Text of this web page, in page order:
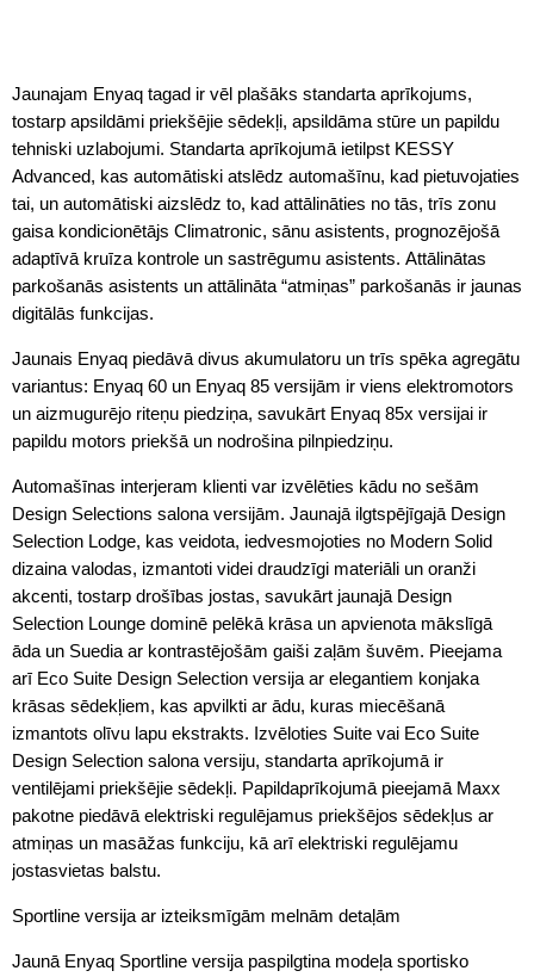
Jaunajam Enyaq tagad ir vēl plašāks standarta aprīkojums,
tostarp apsildāmi priekšējie sēdekļi, apsildāma stūre un papildu
tehniski uzlabojumi. Standarta aprīkojumā ietilpst KESSY
Advanced, kas automātiski atslēdz automašīnu, kad pietuvojaties
tai, un automātiski aizslēdz to, kad attālināties no tās, trīs zonu
gaisa kondicionētājs Climatronic, sānu asistents, prognozējošā
adaptīvā kruīza kontrole un sastrēgumu asistents. Attālinātas
parkošanās asistents un attālināta “atmiņas” parkošanās ir jaunas
digitālās funkcijas.
Jaunais Enyaq piedāvā divus akumulatoru un trīs spēka agregātu
variantus: Enyaq 60 un Enyaq 85 versijām ir viens elektromotors
un aizmugurējo riteņu piedziņa, savukārt Enyaq 85x versijai ir
papildu motors priekšā un nodrošina pilnpiedziņu.
Automašīnas interjeram klienti var izvēlēties kādu no sešām
Design Selections salona versijām. Jaunajā ilgtspējīgajā Design
Selection Lodge, kas veidota, iedvesmojoties no Modern Solid
dizaina valodas, izmantoti videi draudzīgi materiāli un oranži
akcenti, tostarp drošības jostas, savukārt jaunajā Design
Selection Lounge dominē pelēkā krāsa un apvienota mākslīgā
āda un Suedia ar kontrastējošām gaiši zaļām šuvēm. Pieejama
arī Eco Suite Design Selection versija ar elegantiem konjaka
krāsas sēdekļiem, kas apvilkti ar ādu, kuras miecēšanā
izmantots olīvu lapu ekstrakts. Izvēloties Suite vai Eco Suite
Design Selection salona versiju, standarta aprīkojumā ir
ventilējami priekšējie sēdekļi. Papildaprīkojumā pieejamā Maxx
pakotne piedāvā elektriski regulējamus priekšējos sēdekļus ar
atmiņas un masāžas funkciju, kā arī elektriski regulējamu
jostasvietas balstu.
Sportline versija ar izteiksmīgām melnām detaļām
Jaunā Enyaq Sportline versija paspilgtina modeļa sportisko